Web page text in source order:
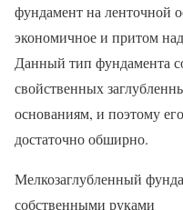
фундамент на ленточной
экономичное и притом
Данный тип фундамента
свойственных
основаниям, и поэтому
достаточно обширно.
Мелкозаглубленный
собственными руками